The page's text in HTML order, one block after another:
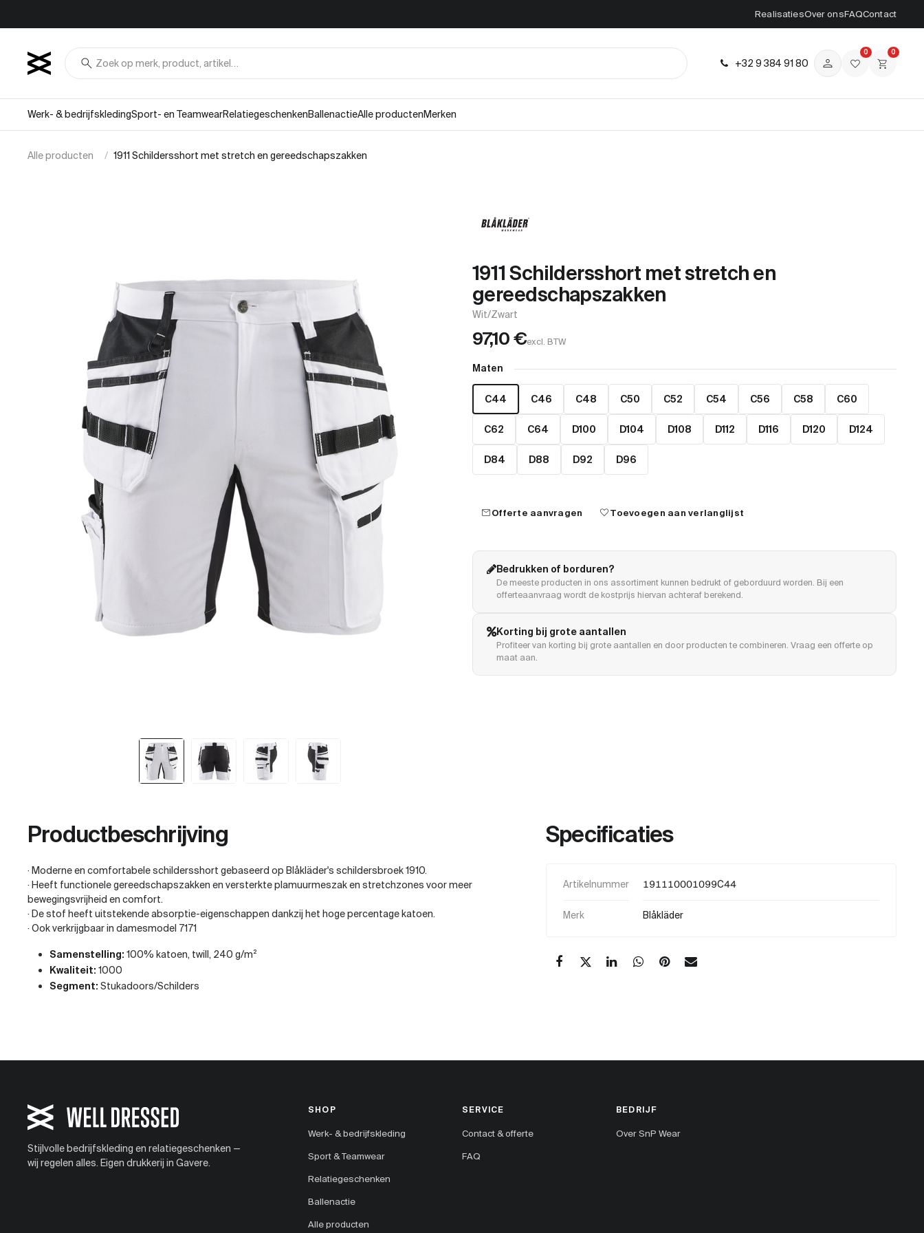
RealisatiesOver onsFAQContact
search
0
0
+32 9 384 91 80
Werk- & bedrijfskledingSport- en TeamwearRelatiegeschenkenBallenactieAlle productenMerken
Alle producten 1911 Schildersshort met stretch en gereedschapszakken
1911 Schildersshort met stretch en
gereedschapszakken
Wit/Zwart
97,10€excl. BTW
Maten
C44 C46 C48 C50 C52 C54 C56 C58 C60
C62 C64 D100 D104 D108 D112 D116 D120 D124
D84 D88 D92 D96
mailOfferte aanvragen favoriteToevoegen aan verlanglijst
Bedrukken of borduren?
De meeste producten in ons assortiment kunnen bedrukt of geborduurd worden. Bij een
offerteaanvraag wordt de kostprijs hiervan achteraf berekend.
Korting bij grote aantallen
Profiteer van korting bij grote aantallen en door producten te combineren. Vraag een offerte op
maat aan.
Productbeschrijving
· Moderne en comfortabele schildersshort gebaseerd op Blåkläder's schildersbroek 1910.
· Heeft functionele gereedschapszakken en versterkte plamuurmeszak en stretchzones voor meer
bewegingsvrijheid en comfort.
· De stof heeft uitstekende absorptie-eigenschappen dankzij het hoge percentage katoen.
· Ook verkrijgbaar in damesmodel 7171
Samenstelling: 100% katoen, twill, 240 g/m²
Kwaliteit: 1000
Segment: Stukadoors/Schilders
Specificaties
Artikelnummer 191110001099C44
Merk Blåkläder
Stijlvolle bedrijfskleding en relatiegeschenken —
wij regelen alles. Eigen drukkerij in Gavere.
SHOP
Werk- & bedrijfskleding
Sport & Teamwear
Relatiegeschenken
Ballenactie
Alle producten
SERVICE
Contact & offerte
FAQ
BEDRIJF
Over SnP Wear